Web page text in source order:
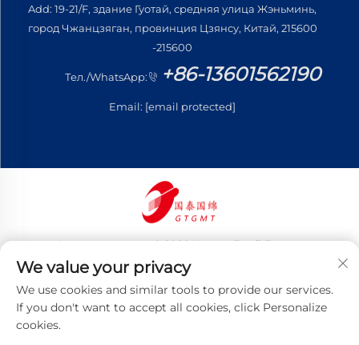
Add: 19-21/F, здание Гуотай, средняя улица Жэньминь,
город Чжанцзяган, провинция Цзянсу, Китай, 215600
-215600
Тел./WhatsApp: +86-13601562190
Email: [email protected]
Авторские права © 2026 Цзянсу Готай Гоминь
Трейдинг Ко., Лтд. Все права защищены
Политика конфиденциальности
We value your privacy
We use cookies and similar tools to provide our services.
If you don't want to accept all cookies, click Personalize
cookies.